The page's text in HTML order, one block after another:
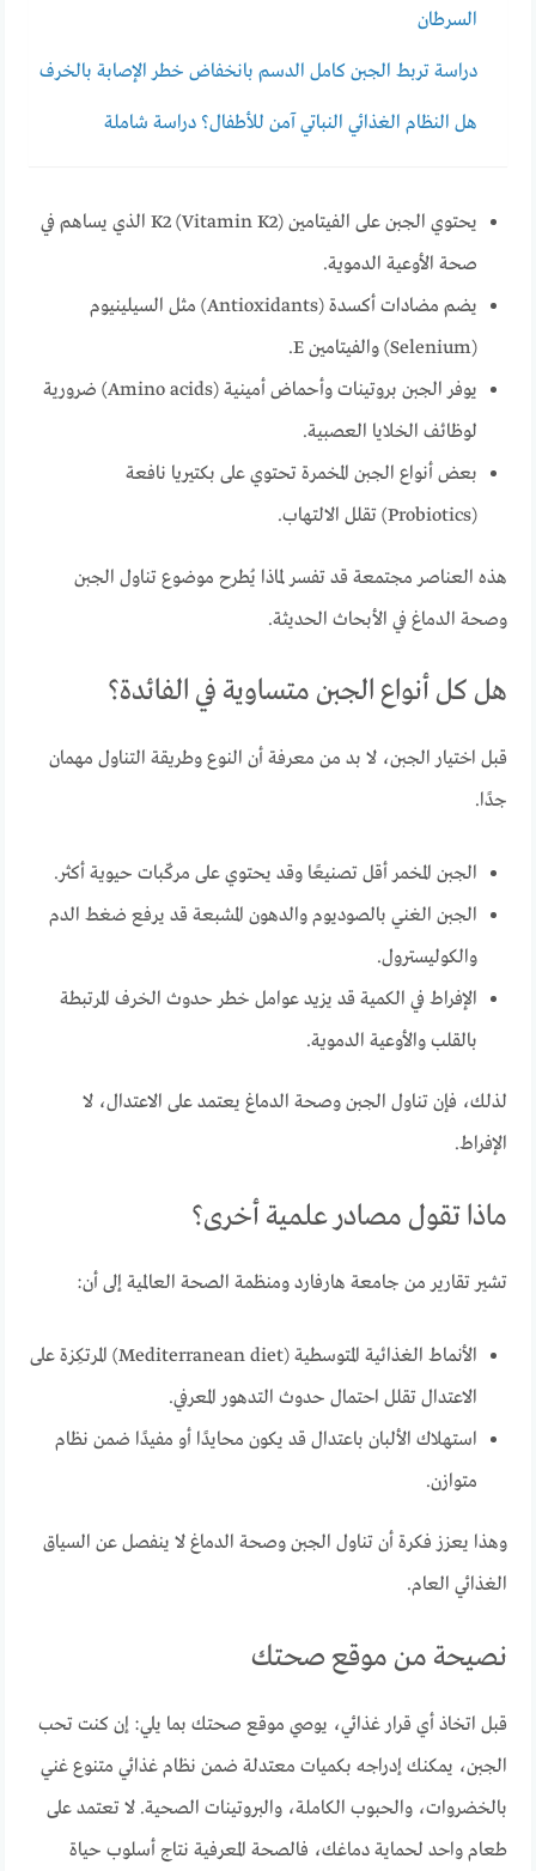
السرطان
دراسة تربط الجبن كامل الدسم بانخفاض خطر الإصابة بالخرف
هل النظام الغذائي النباتي آمن للأطفال؟ دراسة شاملة
يحتوي الجبن على الفيتامين K2 (Vitamin K2) الذي يساهم في
صحة الأوعية الدموية.
يضم مضادات أكسدة (Antioxidants) مثل السيلينيوم
(Selenium) والفيتامين E.
يوفر الجبن بروتينات وأحماض أمينية (Amino acids) ضرورية
لوظائف الخلايا العصبية.
بعض أنواع الجبن المخمرة تحتوي على بكتيريا نافعة
(Probiotics) تقلل الالتهاب.
هذه العناصر مجتمعة قد تفسر لماذا يُطرح موضوع تناول الجبن
وصحة الدماغ في الأبحاث الحديثة.
هل كل أنواع الجبن متساوية في الفائدة؟
قبل اختيار الجبن، لا بد من معرفة أن النوع وطريقة التناول مهمان
جدًا.
الجبن المخمر أقل تصنيعًا وقد يحتوي على مركّبات حيوية أكثر.
الجبن الغني بالصوديوم والدهون المشبعة قد يرفع ضغط الدم
والكوليسترول.
الإفراط في الكمية قد يزيد عوامل خطر حدوث الخرف المرتبطة
بالقلب والأوعية الدموية.
لذلك، فإن تناول الجبن وصحة الدماغ يعتمد على الاعتدال، لا
الإفراط.
ماذا تقول مصادر علمية أخرى؟
تشير تقارير من جامعة هارفارد ومنظمة الصحة العالمية إلى أن:
الأنماط الغذائية المتوسطية (Mediterranean diet) المرتكِزة على
الاعتدال تقلل احتمال حدوث التدهور المعرفي.
استهلاك الألبان باعتدال قد يكون محايدًا أو مفيدًا ضمن نظام
متوازن.
وهذا يعزز فكرة أن تناول الجبن وصحة الدماغ لا ينفصل عن السياق
الغذائي العام.
نصيحة من موقع صحتك
قبل اتخاذ أي قرار غذائي، يوصي موقع صحتك بما يلي: إن كنت تحب
الجبن، يمكنك إدراجه بكميات معتدلة ضمن نظام غذائي متنوع غني
بالخضروات، والحبوب الكاملة، والبروتينات الصحية. لا تعتمد على
طعام واحد لحماية دماغك، فالصحة المعرفية نتاج أسلوب حياة